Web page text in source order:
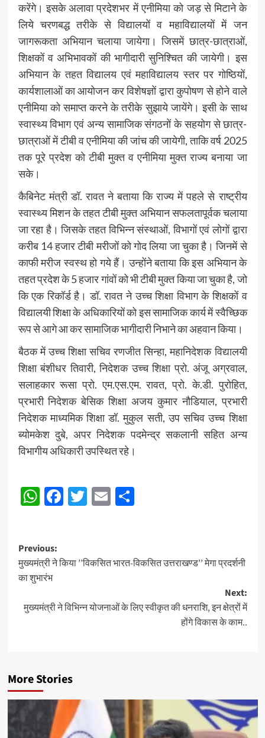
करेंगे। इसके अलावा प्रदेशभर में एनीमिया को जड़ से मिटाने के
लिये चरणबद्ध तरीके से विद्यालयों व महाविद्यालयों में जन
जागरूकता अभियान चलाया जायेगा। जिसमें छात्र-छात्राओं,
शिक्षकों व अभिभावकों की भागीदारी सुनिश्चित की जायेगी। इस
अभियान के तहत विद्यालय एवं महाविद्यालय स्तर पर गोष्ठियों,
कार्यशालाओं का आयोजन कर विशेषज्ञों द्वारा कुपोषण से होने वाले
एनीमिया को समाप्त करने के तरीके सुझाये जायेंगे। इसी के साथ
स्वास्थ्य विभाग एवं अन्य सामाजिक संगठनों के सहयोग से छात्र-
छात्राओं में टीबी व एनीमिया की जांच की जायेगी, ताकि वर्ष 2025
तक पूरे प्रदेश को टीबी मुक्त व एनीमिया मुक्त राज्य बनाया जा
सके।
कैबिनेट मंत्री डॉ. रावत ने बताया कि राज्य में पहले से राष्ट्रीय
स्वास्थ्य मिशन के तहत टीबी मुक्त अभियान सफलतापूर्वक चलाया
जा रहा है। जिसके तहत विभिन्न संस्थाओं, विभागों एवं लोगों द्वारा
करीब 14 हजार टीबी मरीजों को गोद लिया जा चुका है। जिनमें से
काफी मरीज स्वस्थ हो गये हैं। उन्होंने बताया कि इस अभियान के
तहत प्रदेश के 5 हजार गांवों को भी टीबी मुक्त किया जा चुका है, जो
कि एक रिकॉर्ड है। डॉ. रावत ने उच्च शिक्षा विभाग के शिक्षकों व
विद्यालयी शिक्षा के अधिकारियों को इस सामाजिक कार्य में स्वैच्छिक
रूप से आगे आ कर सामाजिक भागीदारी निभाने का अहवान किया।
बैठक में उच्च शिक्षा सचिव रणजीत सिन्हा, महानिदेशक विद्यालयी
शिक्षा बंशीधर तिवारी, निदेशक उच्च शिक्षा प्रो. अंजू अग्रवाल,
सलाहकार रूसा प्रो. एम.एस.एम. रावत, प्रो. के.डी. पुरोहित,
प्रभारी निदेशक बेसिक शिक्षा अजय कुमार नौडियाल, प्रभारी
निदेशक माध्यमिक शिक्षा डॉ. मुकुल सती, उप सचिव उच्च शिक्षा
ब्योमकेश दुबे, अपर निदेशक पदमेन्द्र सकलानी सहित अन्य
विभागीय अधिकारी उपस्थित रहे।
Post
Navigation
WhatsApp
Facebook
Twitter
EmailShare
Post
navigation
Previous:
मुख्यमंत्री ने किया ’’विकसित भारत-विकसित उत्तराखण्ड’’ मेगा प्रदर्शनी
का शुभारंभ
Next:
मुख्यमंत्री ने विभिन्न योजनाओं के लिए स्वीकृत की धनराशि, इन क्षेत्रों में
होंगे विकास के काम..
More Stories